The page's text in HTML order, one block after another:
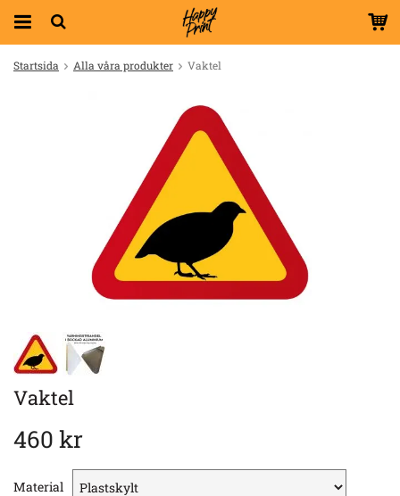
Startsida Alla våra produkter Vaktel
Vaktel
460 kr
Material